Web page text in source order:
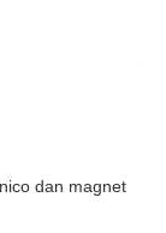
dan magnet